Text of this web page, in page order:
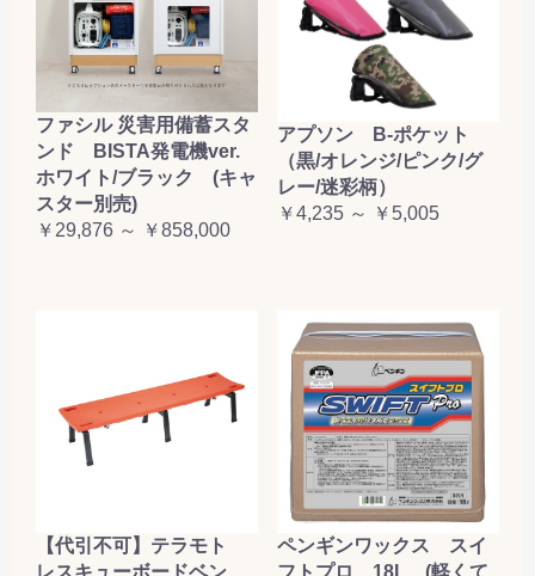
ファシル 災害用備蓄スタ
ンド BISTA発電機ver.
ホワイト/ブラック (キャ
スター別売)
￥29,876 ～ ￥858,000
アプソン B-ポケット
（黒/オレンジ/ピンク/グ
レー/迷彩柄）
￥4,235 ～ ￥5,005
【代引不可】テラモト
ペンギンワックス スイ